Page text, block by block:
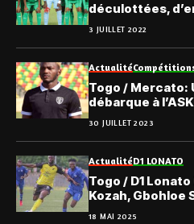
déculottées,
3 JUILLET 2022
Actualité
Togo / Mercato:
débarque à
30 JUILLET 2023
ActualitéD1 LONATO
Togo / D1
Kozah, Gbohloe
point
18 MAI 2025